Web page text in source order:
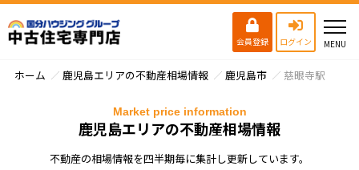
会員登録 ログイン
ホーム 鹿児島エリアの不動産相場情報 鹿児島市 慈眼寺駅
鹿児島エリアの不動産相場情報
Market price information
不動産の相場情報を四半期毎に集計し更新しています。